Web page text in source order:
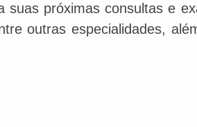
próximas consultas e
outras especialidades,